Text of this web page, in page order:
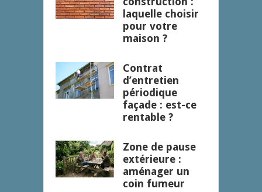
laquelle choisir
pour votre
maison ?
Contrat
d’entretien
périodique
façade : est-ce
rentable ?
Zone de pause
extérieure :
aménager un
coin fumeur